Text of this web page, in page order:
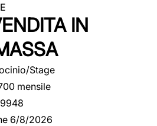
IN
Stage
mensile
6/8/2026